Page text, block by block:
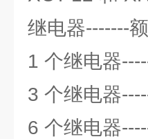
继电器-------
1 个继电器
3 个继电器
6 个继电器